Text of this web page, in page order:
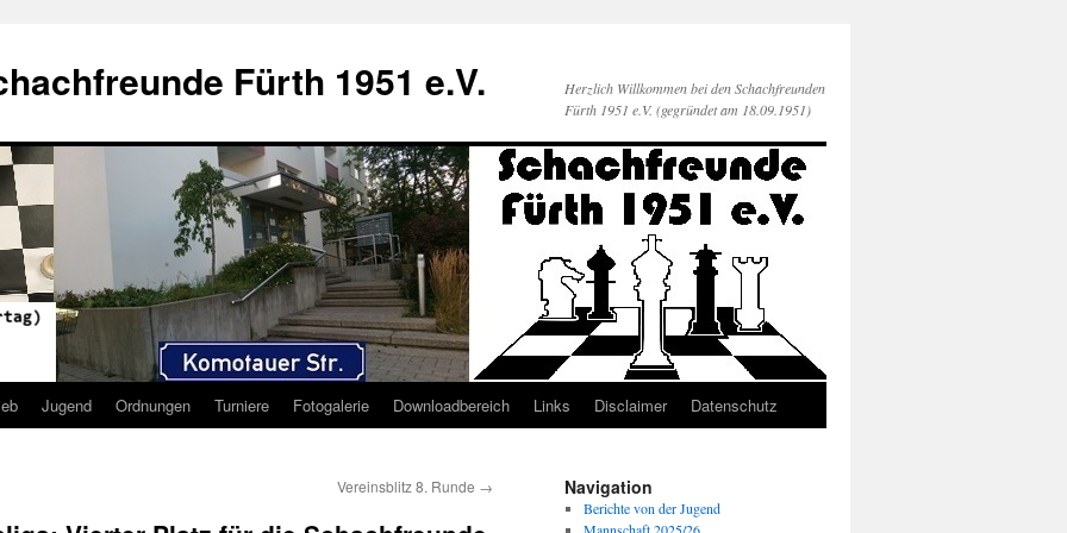
Fürth 1951 e.V.
Herzlich Willkommen bei den Schachfreunden
Fürth 1951 e.V. (gegründet am 18.09.1951)
Jugend Ordnungen Turniere Fotogalerie Downloadbereich Links Disclaimer Datenschutz
Vereinsblitz 8. Runde → Navigation
Berichte von der Jugend